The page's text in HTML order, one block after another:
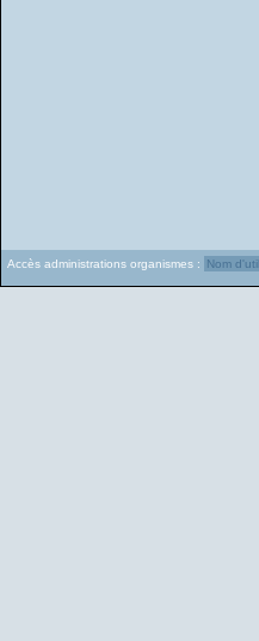
Accès administrations organismes :